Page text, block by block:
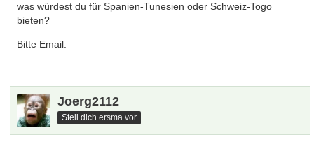
was würdest du für Spanien-Tunesien oder Schweiz-Togo
bieten?
Bitte Email.
Joerg2112
Stell dich ersma vor